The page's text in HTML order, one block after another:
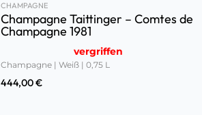
CHAMPAGNE
Champagne Taittinger – Comtes de
Champagne 1981
vergriffen
Champagne | Weiß | 0,75 L
444,00€